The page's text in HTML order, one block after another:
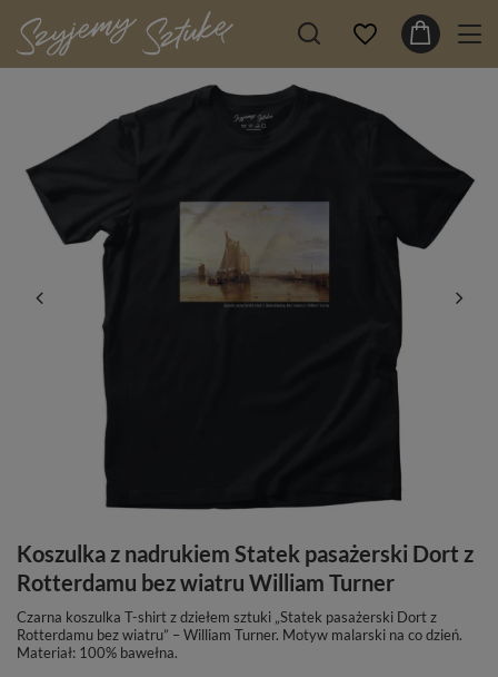
Koszulka z nadrukiem Statek pasażerski Dort z
Rotterdamu bez wiatru William Turner
Czarna koszulka T-shirt z dziełem sztuki „Statek pasażerski Dort z
Rotterdamu bez wiatru” – William Turner. Motyw malarski na co dzień.
Materiał: 100% bawełna.